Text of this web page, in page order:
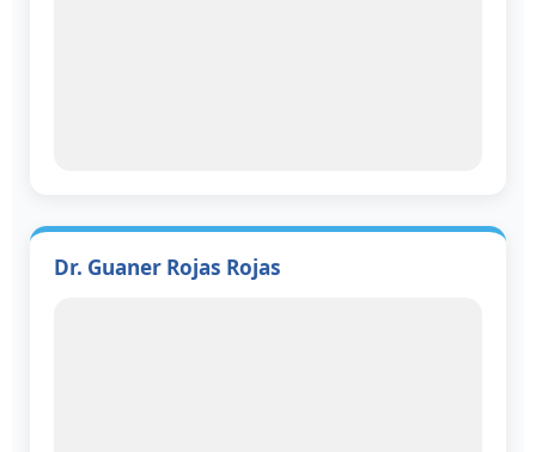
Dr. Guaner Rojas Rojas